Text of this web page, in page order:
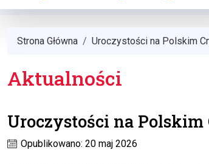
Strona Główna Uroczystości na Polskim
Aktualności
Uroczystości na
Opublikowano: 20 maj 2026